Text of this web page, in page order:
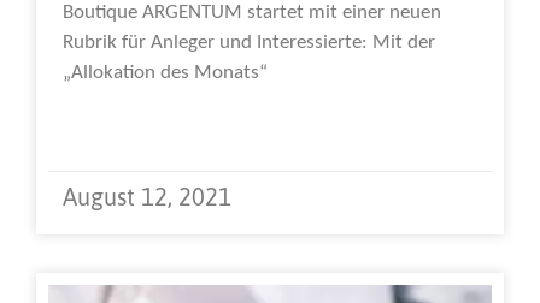
Boutique ARGENTUM startet mit einer neuen
Rubrik für Anleger und Interessierte: Mit der
„Allokation des Monats“
August 12, 2021